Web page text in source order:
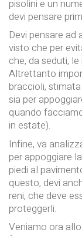
pisolini e un
devi pensare
Devi pensare ad
visto che per
che, da seduti,
Altrettanto
braccioli,
sia per
quando
in estate).
Infine, va
per appoggiare
piedi al
questo, devi
reni, che deve
proteggerli.
Veniamo ora